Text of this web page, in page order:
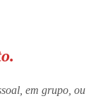
em grupo, ou